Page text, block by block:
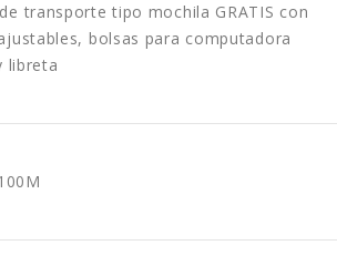
transporte tipo mochila GRATIS con
bolsas para computadora
libreta